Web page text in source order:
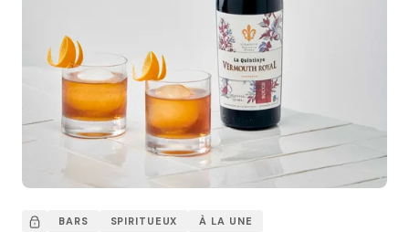
BARS SPIRITUEUX À LA UNE